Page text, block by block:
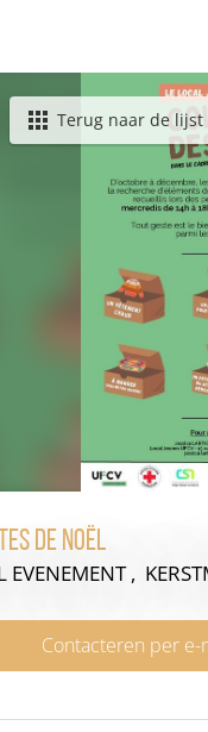
Terug naar de lijst
de Noël
EVENEMENT ,
Contacteren per e-